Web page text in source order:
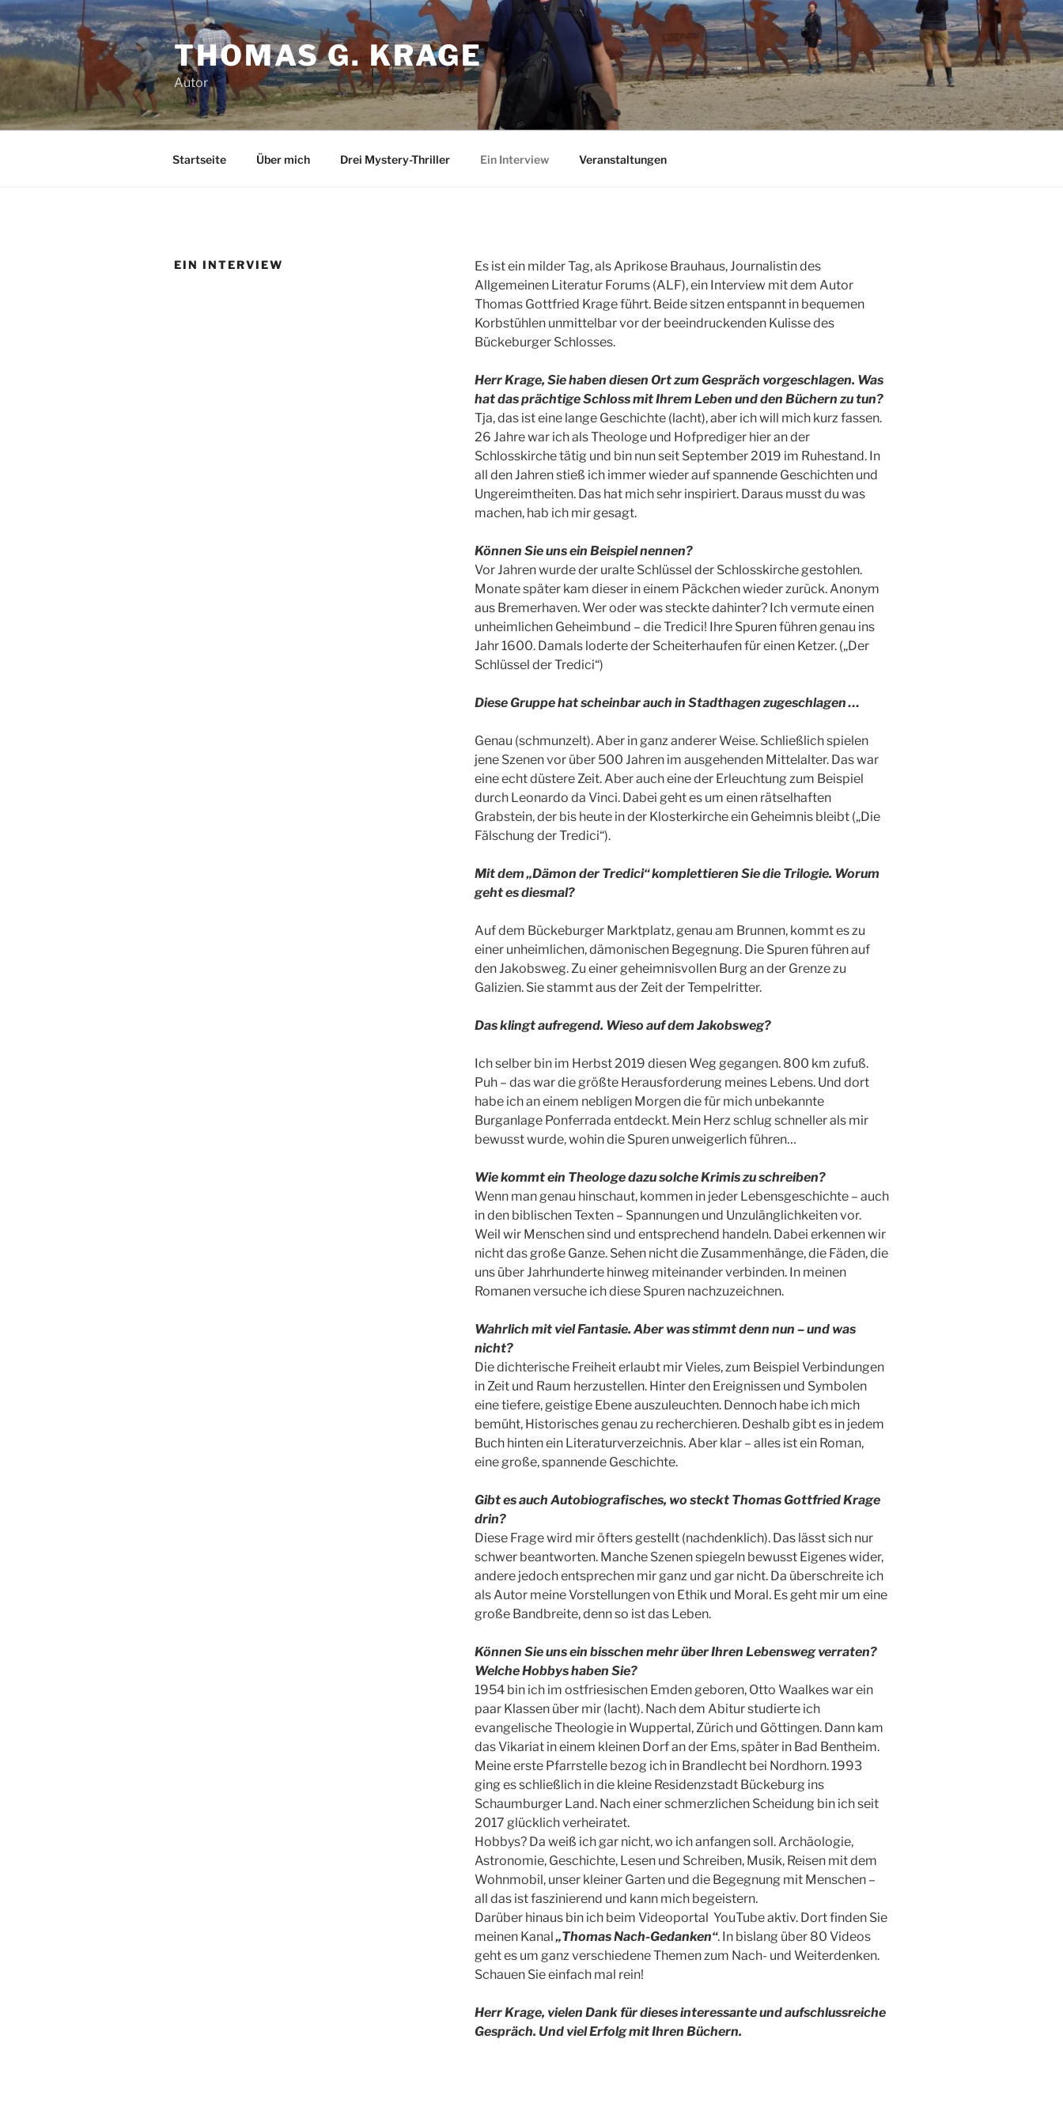
Zum
Inhalt
springen
THOMAS G. KRAGE
Autor
Startseite Über mich Drei Mystery-Thriller Ein Interview Veranstaltungen
EIN INTERVIEW
Es ist ein milder Tag, als Aprikose Brauhaus, Journalistin des
Allgemeinen Literatur Forums (ALF), ein Interview mit dem Autor
Thomas Gottfried Krage führt. Beide sitzen entspannt in bequemen
Korbstühlen unmittelbar vor der beeindruckenden Kulisse des
Bückeburger Schlosses.
Herr Krage, Sie haben diesen Ort zum Gespräch vorgeschlagen. Was
hat das prächtige Schloss mit Ihrem Leben und den Büchern zu tun?
Tja, das ist eine lange Geschichte (lacht), aber ich will mich kurz fassen.
26 Jahre war ich als Theologe und Hofprediger hier an der
Schlosskirche tätig und bin nun seit September 2019 im Ruhestand. In
all den Jahren stieß ich immer wieder auf spannende Geschichten und
Ungereimtheiten. Das hat mich sehr inspiriert. Daraus musst du was
machen, hab ich mir gesagt.
Können Sie uns ein Beispiel nennen?
Vor Jahren wurde der uralte Schlüssel der Schlosskirche gestohlen.
Monate später kam dieser in einem Päckchen wieder zurück. Anonym
aus Bremerhaven. Wer oder was steckte dahinter? Ich vermute einen
unheimlichen Geheimbund – die Tredici! Ihre Spuren führen genau ins
Jahr 1600. Damals loderte der Scheiterhaufen für einen Ketzer. („Der
Schlüssel der Tredici“)
Diese Gruppe hat scheinbar auch in Stadthagen zugeschlagen …
Genau (schmunzelt). Aber in ganz anderer Weise. Schließlich spielen
jene Szenen vor über 500 Jahren im ausgehenden Mittelalter. Das war
eine echt düstere Zeit. Aber auch eine der Erleuchtung zum Beispiel
durch Leonardo da Vinci. Dabei geht es um einen rätselhaften
Grabstein, der bis heute in der Klosterkirche ein Geheimnis bleibt („Die
Fälschung der Tredici“).
Mit dem „Dämon der Tredici“ komplettieren Sie die Trilogie. Worum
geht es diesmal?
Auf dem Bückeburger Marktplatz, genau am Brunnen, kommt es zu
einer unheimlichen, dämonischen Begegnung. Die Spuren führen auf
den Jakobsweg. Zu einer geheimnisvollen Burg an der Grenze zu
Galizien. Sie stammt aus der Zeit der Tempelritter.
Das klingt aufregend. Wieso auf dem Jakobsweg?
Ich selber bin im Herbst 2019 diesen Weg gegangen. 800 km zufuß.
Puh – das war die größte Herausforderung meines Lebens. Und dort
habe ich an einem nebligen Morgen die für mich unbekannte
Burganlage Ponferrada entdeckt. Mein Herz schlug schneller als mir
bewusst wurde, wohin die Spuren unweigerlich führen…
Wie kommt ein Theologe dazu solche Krimis zu schreiben?
Wenn man genau hinschaut, kommen in jeder Lebensgeschichte – auch
in den biblischen Texten – Spannungen und Unzulänglichkeiten vor.
Weil wir Menschen sind und entsprechend handeln. Dabei erkennen wir
nicht das große Ganze. Sehen nicht die Zusammenhänge, die Fäden, die
uns über Jahrhunderte hinweg miteinander verbinden. In meinen
Romanen versuche ich diese Spuren nachzuzeichnen.
Wahrlich mit viel Fantasie. Aber was stimmt denn nun – und was
nicht?
Die dichterische Freiheit erlaubt mir Vieles, zum Beispiel Verbindungen
in Zeit und Raum herzustellen. Hinter den Ereignissen und Symbolen
eine tiefere, geistige Ebene auszuleuchten. Dennoch habe ich mich
bemüht, Historisches genau zu recherchieren. Deshalb gibt es in jedem
Buch hinten ein Literaturverzeichnis. Aber klar – alles ist ein Roman,
eine große, spannende Geschichte.
Gibt es auch Autobiografisches, wo steckt Thomas Gottfried Krage
drin?
Diese Frage wird mir öfters gestellt (nachdenklich). Das lässt sich nur
schwer beantworten. Manche Szenen spiegeln bewusst Eigenes wider,
andere jedoch entsprechen mir ganz und gar nicht. Da überschreite ich
als Autor meine Vorstellungen von Ethik und Moral. Es geht mir um eine
große Bandbreite, denn so ist das Leben.
Können Sie uns ein bisschen mehr über Ihren Lebensweg verraten?
Welche Hobbys haben Sie?
1954 bin ich im ostfriesischen Emden geboren, Otto Waalkes war ein
paar Klassen über mir (lacht). Nach dem Abitur studierte ich
evangelische Theologie in Wuppertal, Zürich und Göttingen. Dann kam
das Vikariat in einem kleinen Dorf an der Ems, später in Bad Bentheim.
Meine erste Pfarrstelle bezog ich in Brandlecht bei Nordhorn. 1993
ging es schließlich in die kleine Residenzstadt Bückeburg ins
Schaumburger Land. Nach einer schmerzlichen Scheidung bin ich seit
2017 glücklich verheiratet.
Hobbys? Da weiß ich gar nicht, wo ich anfangen soll. Archäologie,
Astronomie, Geschichte, Lesen und Schreiben, Musik, Reisen mit dem
Wohnmobil, unser kleiner Garten und die Begegnung mit Menschen –
all das ist faszinierend und kann mich begeistern.
Darüber hinaus bin ich beim Videoportal YouTube aktiv. Dort finden Sie
meinen Kanal„Thomas Nach-Gedanken“. In bislang über 80 Videos
geht es um ganz verschiedene Themen zum Nach- und Weiterdenken.
Schauen Sie einfach mal rein!
Herr Krage, vielen Dank für dieses interessante und aufschlussreiche
Gespräch. Und viel Erfolg mit Ihren Büchern.